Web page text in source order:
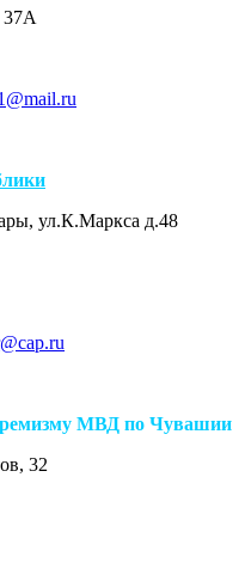
37А
ул.К.Маркса д.48
МВД по Чувашии
32